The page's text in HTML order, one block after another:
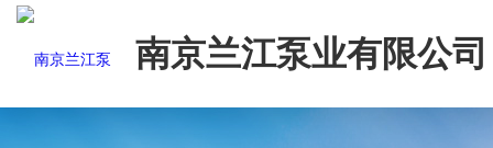
南京兰江泵业有限公司